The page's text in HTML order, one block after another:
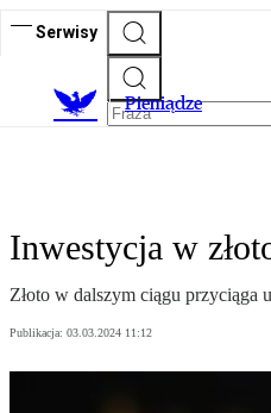
Serwisy
Pieniądze
Inwestycja w
Złoto w dalszym ciągu
Publikacja: 03.03.2024 11:12